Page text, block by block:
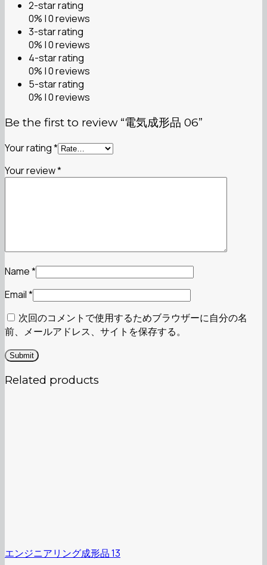
2-star rating
0% | 0 reviews
3-star rating
0% | 0 reviews
4-star rating
0% | 0 reviews
5-star rating
0% | 0 reviews
Be the first to review “電気成形品 06”
Your rating*
Your review*
Name*
Email*
次回のコメントで使用するためブラウザーに自分の名
前、メールアドレス、サイトを保存する。
Related products
エンジニアリング成形品 13